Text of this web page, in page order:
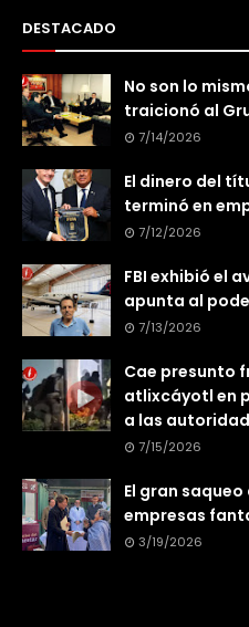
DESTACADO
No son lo
traicionó al
7/14/2026
El dinero del
terminó en
7/12/2026
FBI exhibió el
apunta al
7/13/2026
Cae presunto
atlixcáyotl en
a las
7/15/2026
El gran saqueo
empresas
3/19/2026